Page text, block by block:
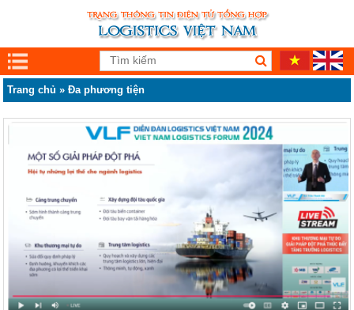
Trang chủ »Đa phương tiện